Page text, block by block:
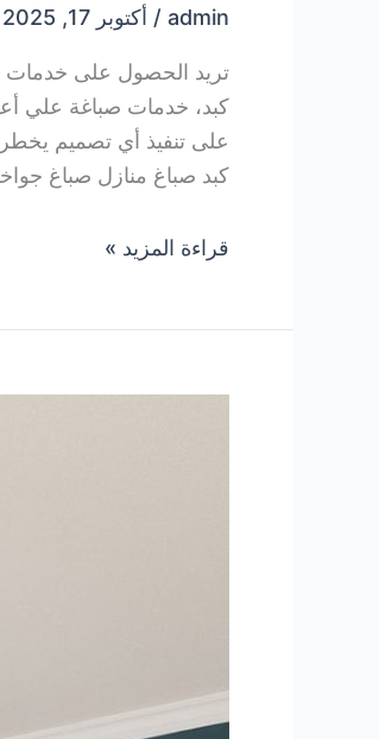
admin
/ أكتوبر 17, 2025
تريد الحصول على خدمات
كبد، خدمات صباغة علي
على تنفيذ أي تصميم يخطر
كبد صباغ منازل صباغ
صباغ
قراءة المزيد »